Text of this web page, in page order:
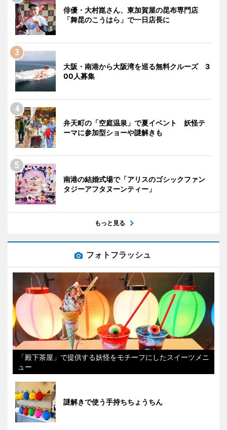
俳優・大村崑さん、東加賀屋の昆布専門店
「舞昆のこうはら」で一日店長に
大阪・南港から大阪湾を巡る無料クルーズ 3
00人募集
弁天町の「空庭温泉」で夏イベント 妖怪テ
ーマに参加型ショーや謎解きも
南港の結婚式場で「アリスのゴシックファン
タジーアフタヌーンティー」
もっと見る
フォトフラッシュ
「殿下茶屋」で提供する妖怪をモチーフにしたスイーツメニ
ュー
謎解きで使う手持ちちょうちん